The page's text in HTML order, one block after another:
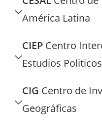
América Latina
CIEP Centro
Estudios
CIG Centro de
Geográficas